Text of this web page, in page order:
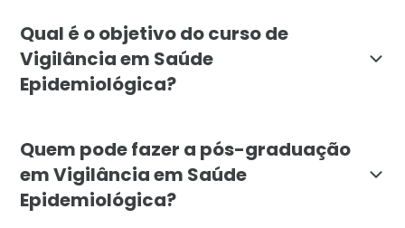
Qual é o objetivo do curso de
Vigilância em Saúde
Epidemiológica?
Quem pode fazer a pós-graduação
em Vigilância em Saúde
Epidemiológica?